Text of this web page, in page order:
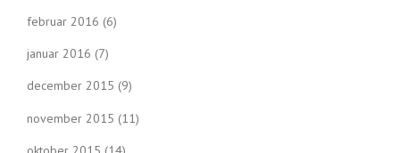
februar 2016 (6)
januar 2016 (7)
december 2015 (9)
november 2015 (11)